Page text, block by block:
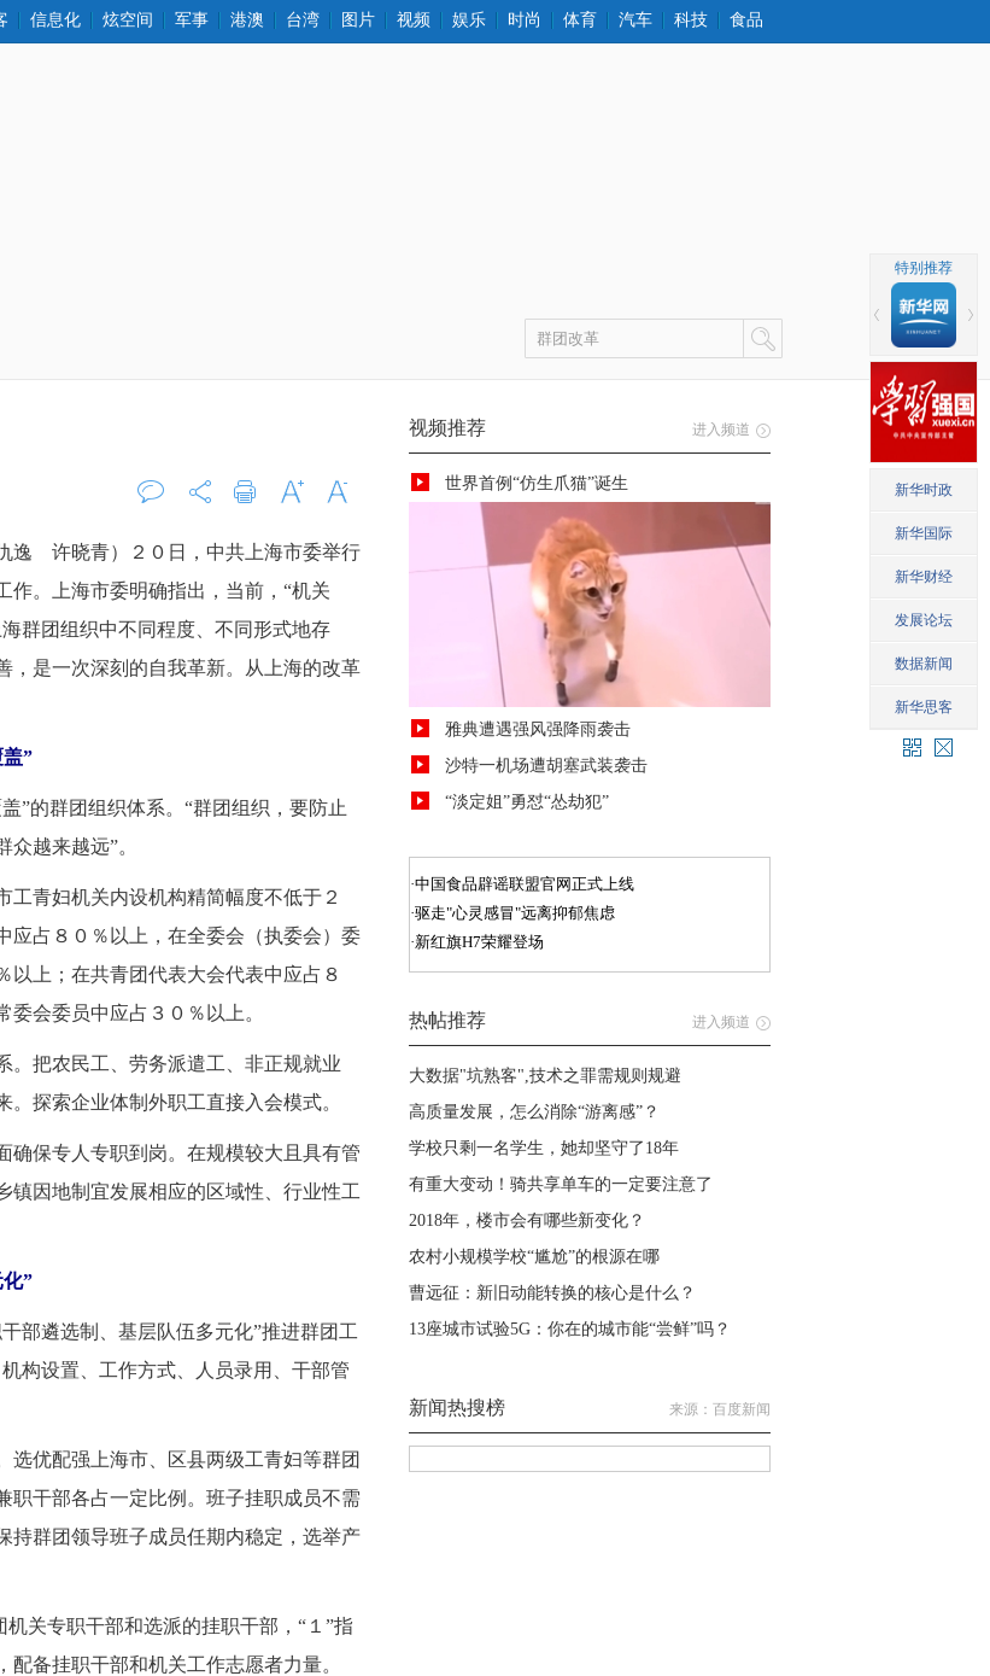
信息化 炫空间 军事 港澳 台湾 图片 视频 娱乐 时尚 体育 汽车 科技 食品
打印 字大 字小
许晓青）２０日，中共上海市委举行
作。上海市委明确指出，当前，“机关
群团组织中不同程度、不同形式地存
，是一次深刻的自我革新。从上海的改革
”
的群团组织体系。“群团组织，要防止
越来越远”。
青妇机关内设机构精简幅度不低于２
应占８０％以上，在全委会（执委会）委
以上；在共青团代表大会代表中应占８
会委员中应占３０％以上。
把农民工、劳务派遣工、非正规就业
探索企业体制外职工直接入会模式。
保专人专职到岗。在规模较大且具有管
镇因地制宜发展相应的区域性、行业性工
”
遴选制、基层队伍多元化”推进群团工
构设置、工作方式、人员录用、干部管
优配强上海市、区县两级工青妇等群团
职干部各占一定比例。班子挂职成员不需
持群团领导班子成员任期内稳定，选举产
关专职干部和选派的挂职干部，“１”指
备挂职干部和机关工作志愿者力量。